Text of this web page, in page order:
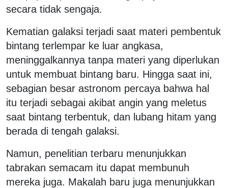
secara tidak sengaja.
Kematian galaksi terjadi saat materi pembentuk
bintang terlempar ke luar angkasa,
meninggalkannya tanpa materi yang diperlukan
untuk membuat bintang baru. Hingga saat ini,
sebagian besar astronom percaya bahwa hal
itu terjadi sebagai akibat angin yang meletus
saat bintang terbentuk, dan lubang hitam yang
berada di tengah galaksi.
Namun, penelitian terbaru menunjukkan
tabrakan semacam itu dapat membunuh
mereka juga. Makalah baru juga menunjukkan